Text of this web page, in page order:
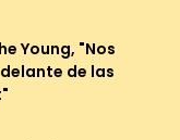
Young, "Nos
de las